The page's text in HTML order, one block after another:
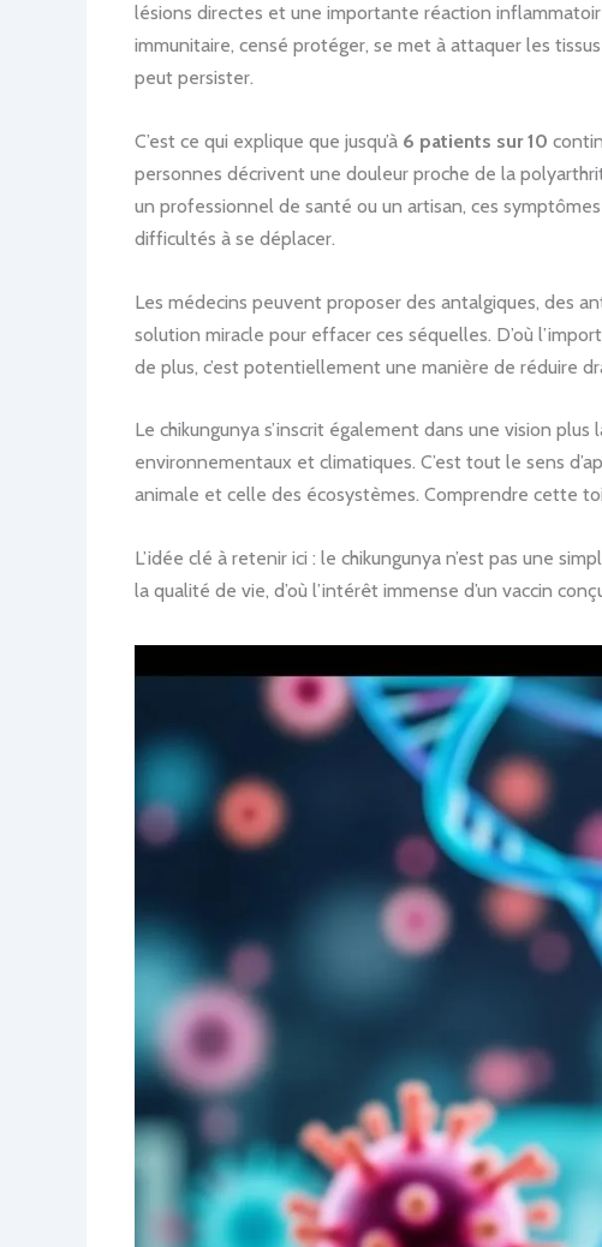
lésions directes et une importante réaction
immunitaire, censé protéger, se met à attaquer les
peut persister.
C’est ce qui explique que jusqu’à 6 patients sur 10
personnes décrivent une douleur proche de la
un professionnel de santé ou un artisan, ces
difficultés à se déplacer.
Les médecins peuvent proposer des antalgiques, des
solution miracle pour effacer ces séquelles. D’où
de plus, c’est potentiellement une manière de réduire
Le chikungunya s’inscrit également dans une vision
environnementaux et climatiques. C’est tout le sens
animale et celle des écosystèmes. Comprendre cette
L’idée clé à retenir ici : le chikungunya n’est pas une
la qualité de vie, d’où l’intérêt immense d’un vaccin